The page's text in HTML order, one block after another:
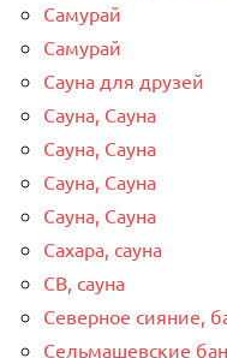
Самурай
Самурай
Сауна для друзей
Сауна, Сауна
Сауна, Сауна
Сауна, Сауна
Сауна, Сауна
Сахара, сауна
СВ, сауна
Северное сияние,
Сельмашевские